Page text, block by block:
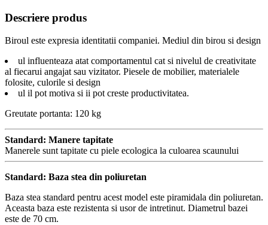
Descriere produs
Biroul este expresia identitatii companiei. Mediul din birou si design
ul influenteaza atat comportamentul cat si nivelul de creativitate
al fiecarui angajat sau vizitator. Piesele de mobilier, materialele
folosite, culorile si design
ul il pot motiva si ii pot creste productivitatea.
Greutate portanta: 120 kg
Standard: Manere tapitate
Manerele sunt tapitate cu piele ecologica la culoarea scaunului
Standard: Baza stea din poliuretan
Baza stea standard pentru acest model este piramidala din poliuretan.
Aceasta baza este rezistenta si usor de intretinut. Diametrul bazei
este de 70 cm.